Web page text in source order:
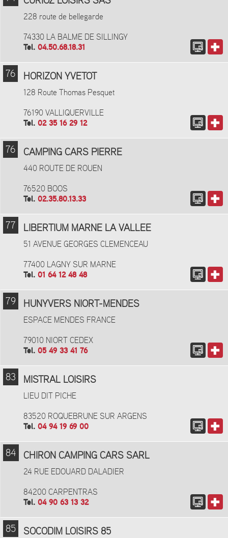
228 route de bellegarde
74330 LA BALME DE SILLINGY
Tel. 04.50.68.18.31
76 HORIZON YVETOT
128 Route Thomas Pesquet
76190 VALLIQUERVILLE
Tel. 02 35 16 29 12
76 CAMPING CARS PIERRE
440 ROUTE DE ROUEN
76520 BOOS
Tel. 02.35.80.13.33
77 LIBERTIUM MARNE LA VALLEE
51 AVENUE GEORGES CLEMENCEAU
77400 LAGNY SUR MARNE
Tel. 01 64 12 48 48
79 HUNYVERS NIORT-MENDES
ESPACE MENDES FRANCE
79010 NIORT CEDEX
Tel. 05 49 33 41 76
83 MISTRAL LOISIRS
LIEU DIT PICHE
83520 ROQUEBRUNE SUR ARGENS
Tel. 04 94 19 69 00
84 CHIRON CAMPING CARS SARL
24 RUE EDOUARD DALADIER
84200 CARPENTRAS
Tel. 04 90 63 13 32
85 SOCODIM LOISIRS 85